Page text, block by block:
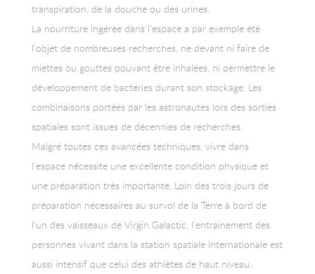
transpiration, de la douche ou des urines.
La nourriture ingérée dans l’espace a par exemple été
l’objet de nombreuses recherches, ne devant ni faire de
miettes ou gouttes pouvant être inhalées, ni permettre le
développement de bactéries durant son stockage. Les
combinaisons portées par les astronautes lors des sorties
spatiales sont issues de décennies de recherches.
Malgré toutes ces avancées techniques, vivre dans
l’espace nécessite une excellente condition physique et
une préparation très importante. Loin des trois jours de
préparation nécessaires au survol de la Terre à bord de
l’un des vaisseaux de Virgin Galactic, l’entrainement des
personnes vivant dans la station spatiale internationale est
aussi intensif que celui des athlètes de haut niveau.